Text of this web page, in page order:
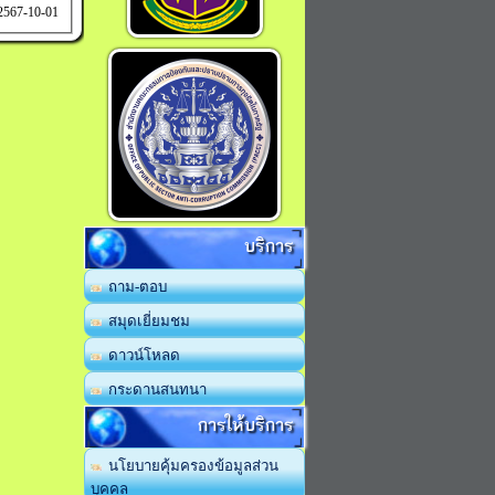
10-01
บริการ
ถาม-ตอบ
สมุดเยี่ยมชม
ดาวน์โหลด
กระดานสนทนา
การให้บริการ
นโยบายคุ้มครองข้อมูลส่วน
บุคคล